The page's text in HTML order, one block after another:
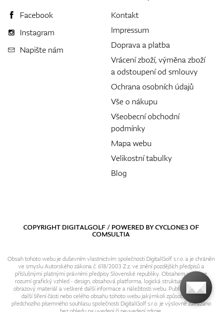
Facebook
Instagram
Napište nám
Kontakt
Impressum
Doprava a platba
Vrácení zboží, výměna zboží
a odstoupení od smlouvy
Ochrana osobních údajů
Vše o nákupu
Všeobecní obchodní
podmínky
Mapa webu
Velikostní tabulky
Blog
COPYRIGHT DIGITALGOLF / POWERED BYCYCLONE3OF
COMSULTIA
Obsah tohoto webu je duševním vlastnictvím společnosti DigitalGolf s.r.o. a je chráněn
ve smyslu Autorského zákona č. 618/2003 Z.z. ve znění pozdějších předpisů a
příslušnými platnými právními předpisy Slovenské republiky. Obsahem webu se
rozumí grafický vzhled - design, obsahová platforma, logická struktura, textový i
obrazový materiál a veškeré další informace a náležitosti webu. Publikování resp.
další šíření části nebo celého obsahu tohoto webu jakýmkoli způsobem bez
předchozího písemného souhlasu společnosti DigitalGolf s.r.o. je výslovně zakázáno